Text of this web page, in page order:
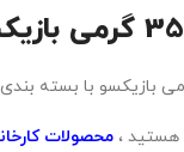
هستید ، محصولات